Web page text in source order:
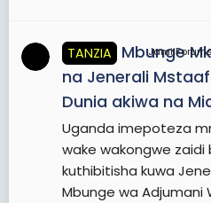
TANZIA
Mbunge
na Jenerali
Dunia akiwa na
Uganda imepoteza
wake wakongwe
kuthibitisha kuwa
Mbunge wa Adjumani